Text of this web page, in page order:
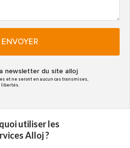
ENVOYER
newsletter du site alloj
et ne seront en aucun cas transmises,
libertés.
utiliser les
Alloj ?